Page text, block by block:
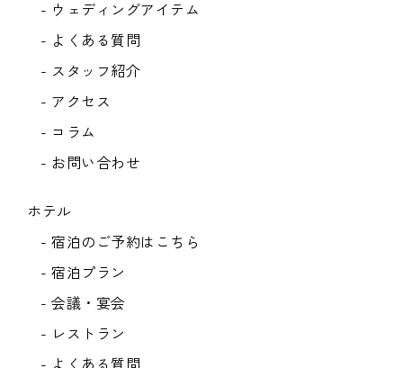
- ウェディングアイテム
- よくある質問
- スタッフ紹介
- アクセス
- コラム
- お問い合わせ
ホテル
- 宿泊のご予約はこちら
- 宿泊プラン
- 会議・宴会
- レストラン
- よくある質問